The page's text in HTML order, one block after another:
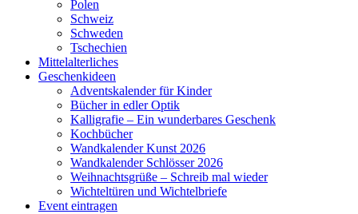
Polen
Schweiz
Schweden
Tschechien
Mittelalterliches
Geschenkideen
Adventskalender für Kinder
Bücher in edler Optik
Kalligrafie – Ein wunderbares Geschenk
Kochbücher
Wandkalender Kunst 2026
Wandkalender Schlösser 2026
Weihnachtsgrüße – Schreib mal wieder
Wichteltüren und Wichtelbriefe
Event eintragen